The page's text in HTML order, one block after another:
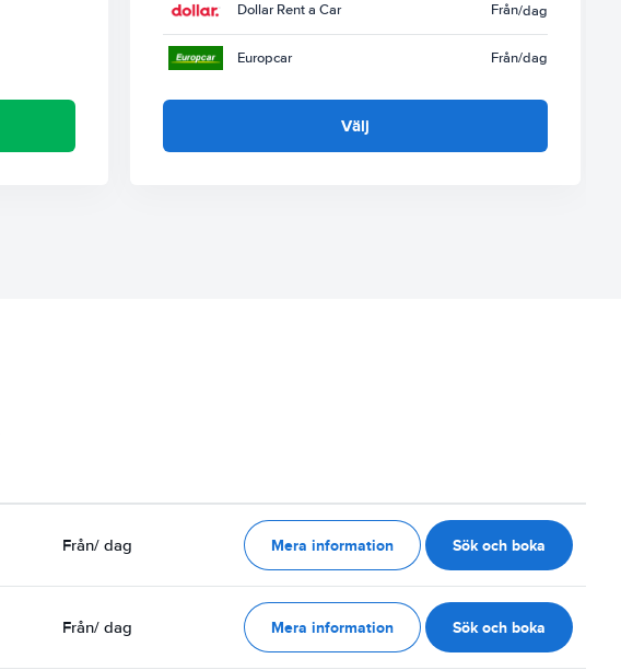
Dollar Rent a Car Från/dag
Europcar Från/dag
Välj
Från/ dag Mera information Sök och boka
Från/ dag Mera information Sök och boka